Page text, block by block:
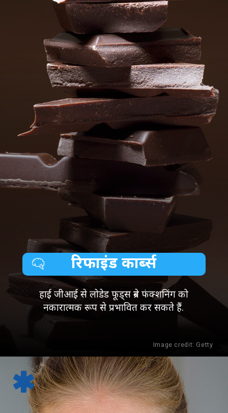
हाई जीआई से लोडेड फूड्स ब्रेन फंक्शनिंग को
नकारात्मक रूप से प्रभावित कर सकते हैं.
रिफाइंड कार्ब्स
Image credit: Getty